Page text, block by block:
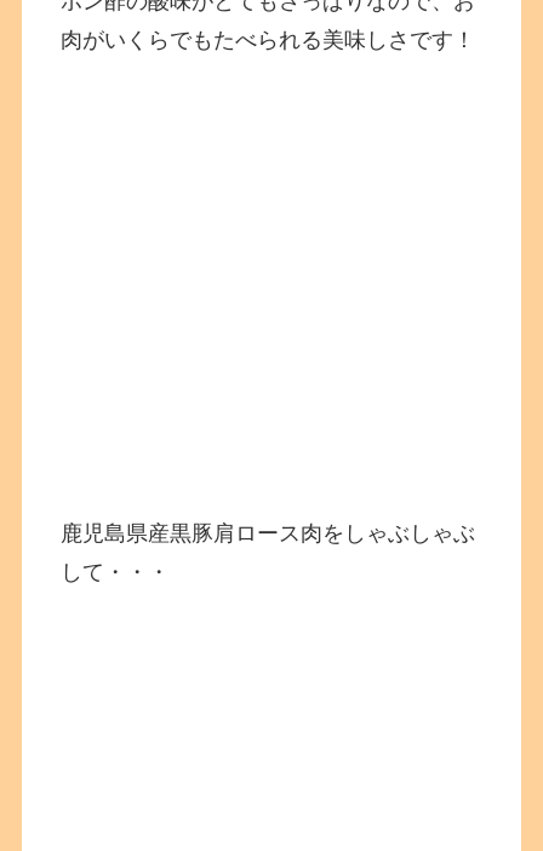
肉がいくらでもたべられる美味しさです！
鹿児島県産黒豚肩ロース肉をしゃぶしゃぶ
して・・・